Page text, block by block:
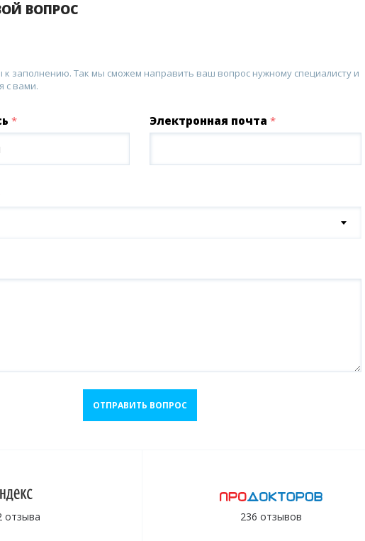
ВОПРОС
к заполнению. Так мы сможем направить ваш вопрос нужному специалисту и
с вами.
* Электронная почта*
ОТПРАВИТЬ ВОПРОС
отзыва 236 отзывов